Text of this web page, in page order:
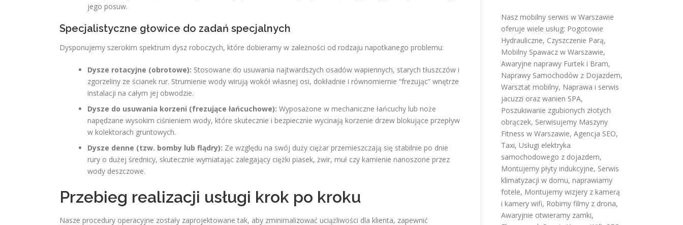
jego posuw.
Specjalistyczne głowice do zadań specjalnych
Dysponujemy szerokim spektrum dysz roboczych, które dobieramy w zależności od rodzaju napotkanego problemu:
Dysze rotacyjne (obrotowe): Stosowane do usuwania najtwardszych osadów wapiennych, starych tłuszczów i
zgorzeliny ze ścianek rur. Strumienie wody wirują wokół własnej osi, dokładnie i równomiernie “frezując” wnętrze
instalacji na całym jej obwodzie.
Dysze do usuwania korzeni (frezujące łańcuchowe): Wyposażone w mechaniczne łańcuchy lub noże
napędzane wysokim ciśnieniem wody, które skutecznie i bezpiecznie wycinają korzenie drzew blokujące przepływ
w kolektorach gruntowych.
Dysze denne (tzw. bomby lub flądry): Ze względu na swój duży ciężar przemieszczają się stabilnie po dnie
rury o dużej średnicy, skutecznie wymiatając zalegający ciężki piasek, żwir, muł czy kamienie nanoszone przez
wody deszczowe.
Przebieg realizacji usługi krok po kroku
Nasze procedury operacyjne zostały zaprojektowane tak, aby zminimalizować uciążliwości dla klienta, zapewnić
Nasz mobilny serwis w Warszawie
oferuje wiele usług: Pogotowie
Hydrauliczne, Czyszczenie Parą,
Mobilny Spawacz w Warszawie,
Awaryjne naprawy Furtek i Bram,
Naprawy Samochodów z Dojazdem,
Warsztat mobilny, Naprawa i serwis
jacuzzi oraz wanien SPA,
Poszukiwanie zgubionych złotych
obrączek, Serwisujemy Maszyny
Fitness w Warszawie, Agencja SEO,
Taxi, Usługi elektryka
samochodowego z dojazdem,
Montujemy płyty indukcyjne, Serwis
klimatyzacji w domu, naprawiamy
fotele, Montujemy wizjery z kamerą
i kamery wifi, Robimy filmy z drona,
Awaryjnie otwieramy zamki,